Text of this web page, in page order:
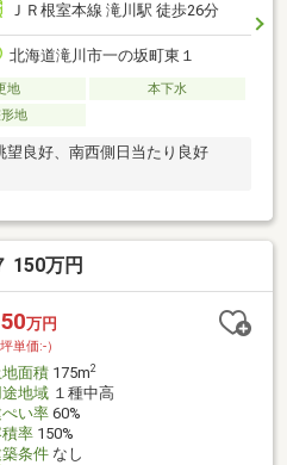
ＪＲ根室本線 滝川駅 徒歩26分
北海道滝川市一の坂町東１
地
本下水
地
良好、南西側日当たり良好
150万円
万円
坪単価:-）
面積175m2
途地域１種中高
い率60%
率150%
条件なし